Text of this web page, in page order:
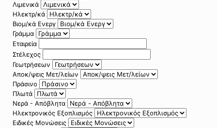
Λιμενικά
Ηλεκτρ/κά
Βιομ/κά Ενεργ
Γράμμα
Εταιρεία
Στέλεχος
Γεωτρήσεων
Αποκ/ψεις Μετ/λείων
Πράσινο
Πλωτά
Νερά - Απόβλητα
Ηλεκτρονικός Εξοπλισμός
Ειδικές Μονώσεις